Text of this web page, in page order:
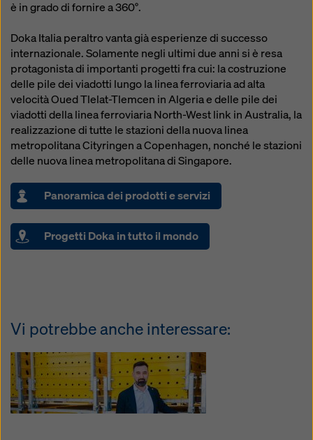
è in grado di fornire a 360°.
Doka Italia peraltro vanta già esperienze di successo
internazionale. Solamente negli ultimi due anni si è resa
protagonista di importanti progetti fra cui: la costruzione
delle pile dei viadotti lungo la linea ferroviaria ad alta
velocità Oued Tlelat-Tlemcen in Algeria e delle pile dei
viadotti della linea ferroviaria North-West link in Australia, la
realizzazione di tutte le stazioni della nuova linea
metropolitana Cityringen a Copenhagen, nonché le stazioni
delle nuova linea metropolitana di Singapore.
Panoramica dei prodotti e servizi
Progetti Doka in tutto il mondo
Vi potrebbe anche interessare: